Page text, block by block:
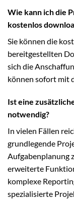
Wie kann ich die
kostenlos
Sie können die
bereitgestellten
sich die
können sofort mit
Ist eine
notwendig?
In vielen Fällen
grundlegende
Aufgabenplanung
erweiterte
komplexe
spezialisierte